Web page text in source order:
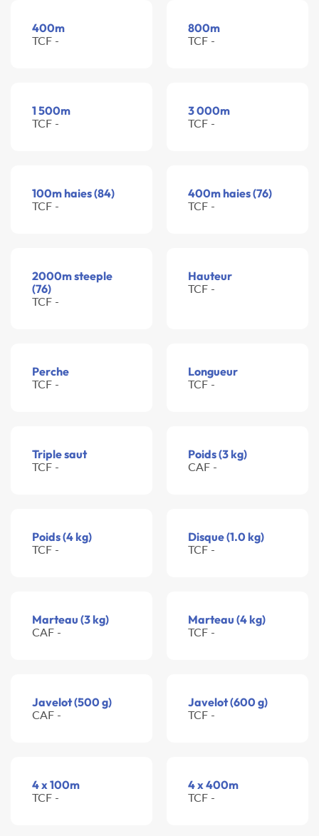
400m
TCF -
800m
TCF -
1 500m
TCF -
3 000m
TCF -
100m haies (84)
TCF -
400m haies (76)
TCF -
2000m steeple
(76)
TCF -
Hauteur
TCF -
Perche
TCF -
Longueur
TCF -
Triple saut
TCF -
Poids (3 kg)
CAF -
Poids (4 kg)
TCF -
Disque (1.0 kg)
TCF -
Marteau (3 kg)
CAF -
Marteau (4 kg)
TCF -
Javelot (500 g)
CAF -
Javelot (600 g)
TCF -
4 x 100m
TCF -
4 x 400m
TCF -